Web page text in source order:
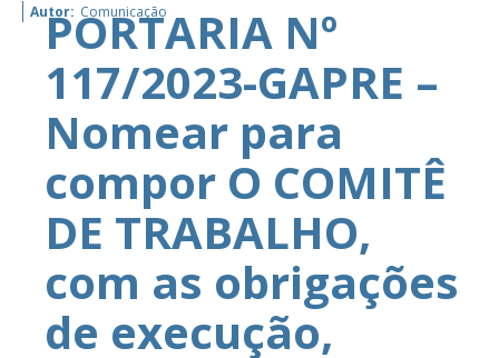
Autor: Comunicação
PORTARIA Nº
117/2023-GAPRE –
Nomear para
compor O COMITÊ
DE TRABALHO,
com as obrigações
de execução,